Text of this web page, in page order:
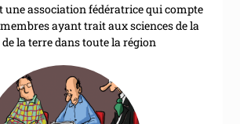
une association fédératrice qui compte
ayant trait aux sciences de la
de la terre dans toute la région